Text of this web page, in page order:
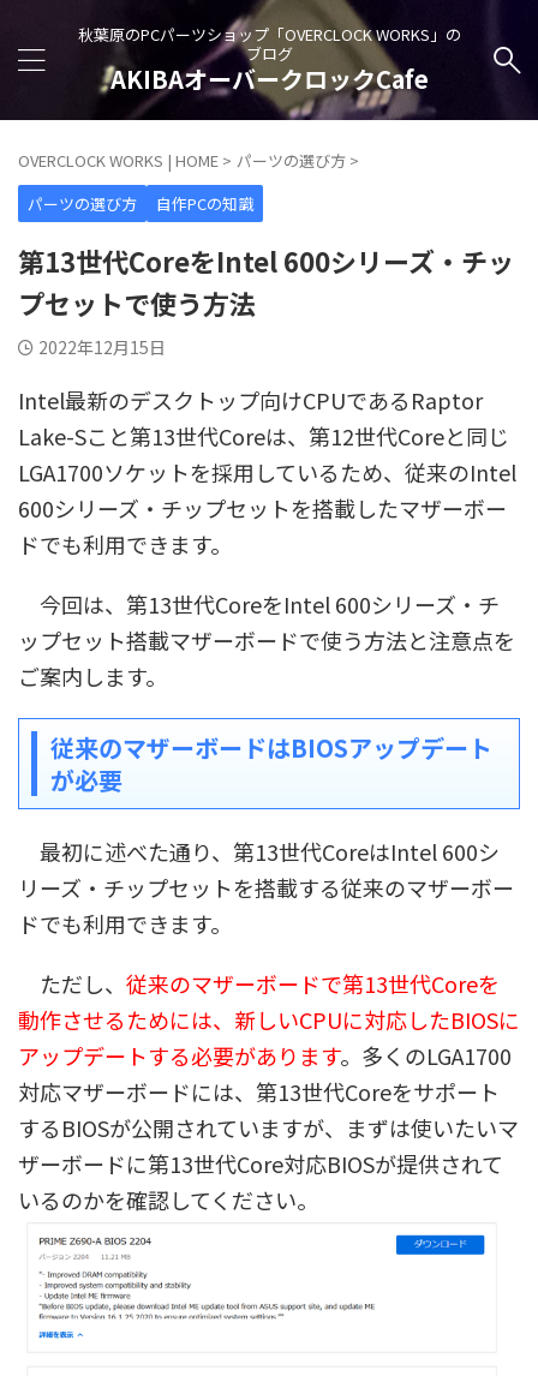
秋葉原のPCパーツショップ「OVERCLOCK WORKS」の
ブログ
AKIBAオーバークロックCafe
OVERCLOCK WORKS | HOME > パーツの選び方 >
パーツの選び方
自作PCの知識
第13世代CoreをIntel 600シリーズ・チッ
プセットで使う方法
2022年12月15日
Intel最新のデスクトップ向けCPUであるRaptor
Lake-Sこと第13世代Coreは、第12世代Coreと同じ
LGA1700ソケットを採用しているため、従来のIntel
600シリーズ・チップセットを搭載したマザーボー
ドでも利用できます。
今回は、第13世代CoreをIntel 600シリーズ・チ
ップセット搭載マザーボードで使う方法と注意点を
ご案内します。
従来のマザーボードはBIOSアップデート
が必要
最初に述べた通り、第13世代CoreはIntel 600シ
リーズ・チップセットを搭載する従来のマザーボー
ドでも利用できます。
ただし、 従来のマザーボードで第13世代Coreを
動作させるためには、新しいCPUに対応したBIOSに
アップデートする必要があります。多くのLGA1700
対応マザーボードには、第13世代Coreをサポート
するBIOSが公開されていますが、まずは使いたいマ
ザーボードに第13世代Core対応BIOSが提供されて
いるのかを確認してください。